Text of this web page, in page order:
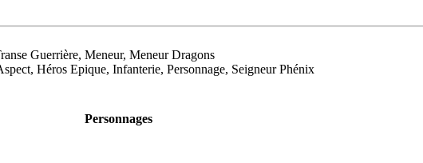
Guerrière, Meneur, Meneur Dragons
Héros Epique, Infanterie, Personnage, Seigneur Phénix
Personnages